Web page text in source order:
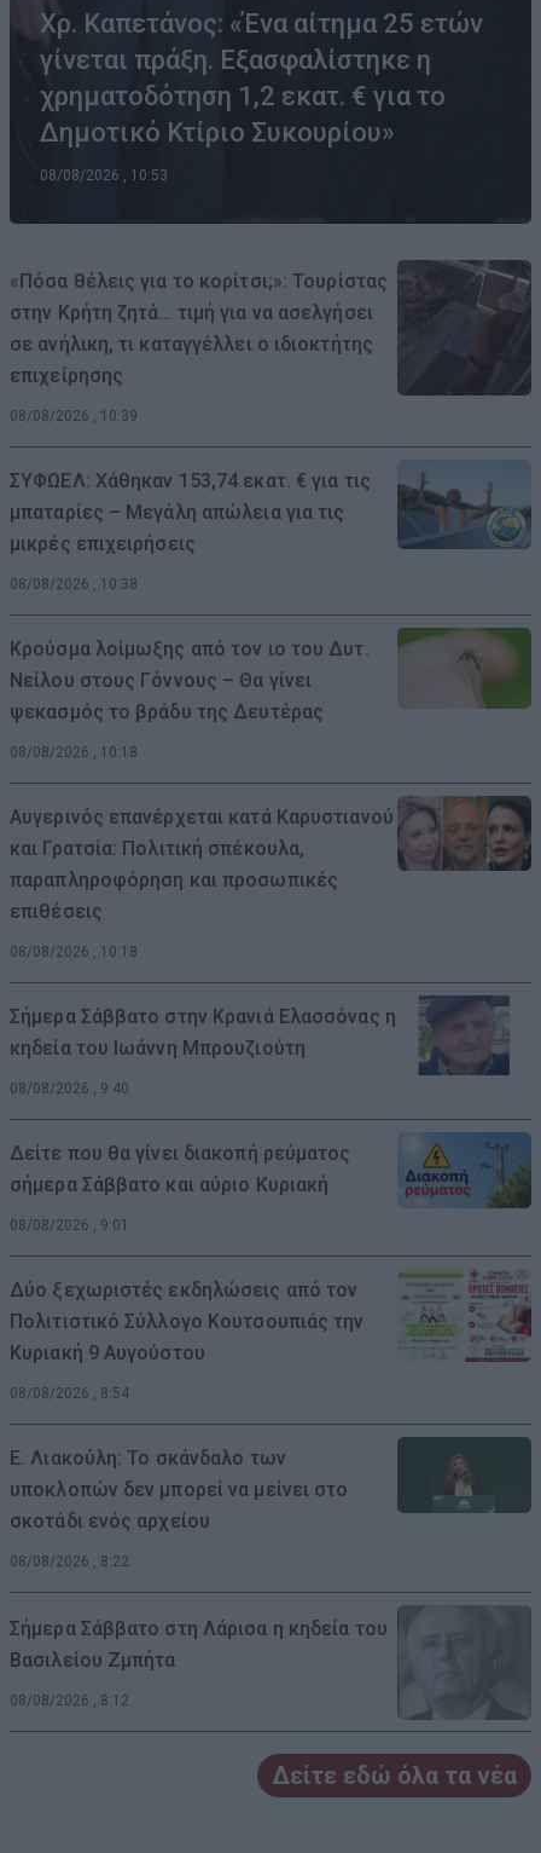
Χρ. Καπετάνος: «Ένα αίτημα 25 ετών
γίνεται πράξη. Εξασφαλίστηκε η
χρηματοδότηση 1,2 εκατ. € για το
Δημοτικό Κτίριο Συκουρίου»
08/08/2026 , 10:53
«Πόσα θέλεις για το κορίτσι;»: Τουρίστας
στην Κρήτη ζητά… τιμή για να ασελγήσει
σε ανήλικη, τι καταγγέλλει ο ιδιοκτήτης
επιχείρησης
08/08/2026 , 10:39
ΣΥΦΩΕΛ: Χάθηκαν 153,74 εκατ. € για τις
μπαταρίες – Μεγάλη απώλεια για τις
μικρές επιχειρήσεις
08/08/2026 , 10:38
Κρούσμα λοίμωξης από τον ιο του Δυτ.
Νείλου στους Γόννους – Θα γίνει
ψεκασμός το βράδυ της Δευτέρας
08/08/2026 , 10:18
Αυγερινός επανέρχεται κατά Καρυστιανού
και Γρατσία: Πολιτική σπέκουλα,
παραπληροφόρηση και προσωπικές
επιθέσεις
08/08/2026 , 10:18
Σήμερα Σάββατο στην Κρανιά Ελασσόνας η
κηδεία του Ιωάννη Μπρουζιούτη
08/08/2026 , 9:40
Δείτε που θα γίνει διακοπή ρεύματος
σήμερα Σάββατο και αύριο Κυριακή
08/08/2026 , 9:01
Δύο ξεχωριστές εκδηλώσεις από τον
Πολιτιστικό Σύλλογο Κουτσουπιάς την
Κυριακή 9 Αυγούστου
08/08/2026 , 8:54
Ε. Λιακούλη: Το σκάνδαλο των
υποκλοπών δεν μπορεί να μείνει στο
σκοτάδι ενός αρχείου
08/08/2026 , 8:22
Σήμερα Σάββατο στη Λάρισα η κηδεία του
Βασιλείου Ζμπήτα
08/08/2026 , 8:12
Δείτε εδώ όλα τα νέα